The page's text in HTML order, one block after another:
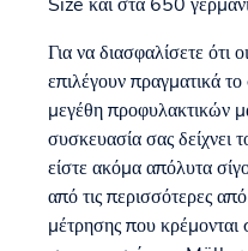
Για να διασφαλίσετε ότι
επιλέγουν πραγματικά
μεγέθη προφυλακτικών
συσκευασία σας δείχνει
είστε ακόμα απόλυτα
από τις περισσότερες
μέτρησης που